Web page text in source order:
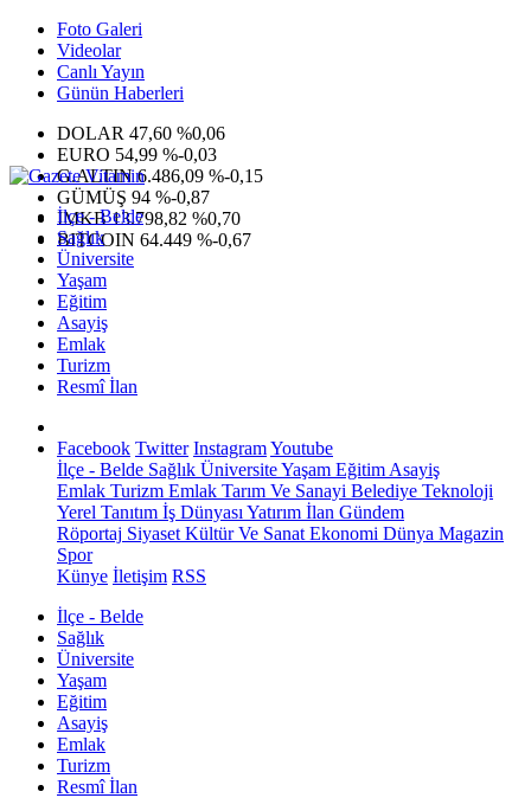
Foto Galeri
Videolar
Canlı Yayın
Günün Haberleri
DOLAR 47,60 %0,06
EURO 54,99 %-0,03
G.ALTIN6.486,09 %-0,15
GÜMÜŞ 94 %-0,87
IMKB13.798,82 %0,70
BITCOIN 64.449 %-0,67
İlçe - Belde
Sağlık
Üniversite
Yaşam
Eğitim
Asayiş
Emlak
Turizm
Resmî İlan
Facebook Twitter InstagramYoutube
İlçe - Belde Sağlık ÜniversiteYaşam Eğitim Asayiş
Emlak Turizm Emlak Tarım Ve Sanayi Belediye Teknoloji
Yerel Tanıtım İş Dünyası Yatırım İlan Gündem
Röportaj Siyaset Kültür Ve Sanat Ekonomi Dünya Magazin
Spor
Künye İletişim RSS
İlçe - Belde
Sağlık
Üniversite
Yaşam
Eğitim
Asayiş
Emlak
Turizm
Resmî İlan